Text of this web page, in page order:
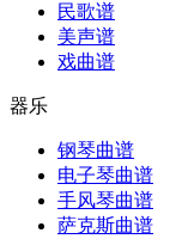
民歌谱
美声谱
戏曲谱
器乐
钢琴曲谱
电子琴曲谱
手风琴曲谱
萨克斯曲谱